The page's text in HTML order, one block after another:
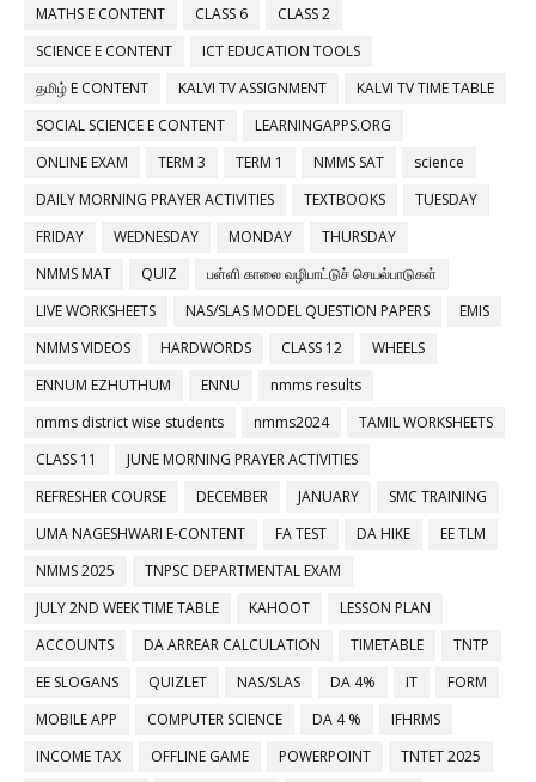
MATHS E CONTENT CLASS 6
CLASS 2
SCIENCE E CONTENT
ICT EDUCATION TOOLS
தமிழ் E CONTENT
KALVI TV ASSIGNMENT
KALVI TV TIME TABLE
SOCIAL SCIENCE E CONTENT
LEARNINGAPPS.ORG
ONLINE EXAM
TERM 3 TERM 1 NMMS SAT
science
DAILY MORNING PRAYER ACTIVITIES
TEXTBOOKS
TUESDAY
FRIDAY
WEDNESDAY MONDAY
THURSDAY
NMMS MAT
QUIZ
பள்ளி காலை வழிபாட்டுச் செயல்பாடுகள்
LIVE WORKSHEETS
NAS/SLAS MODEL QUESTION PAPERS
EMIS
NMMS VIDEOS
HARDWORDS CLASS 12
WHEELS
ENNUM EZHUTHUM
ENNU
nmms results
nmms district wise students
nmms2024
TAMIL WORKSHEETS
CLASS 11
JUNE MORNING PRAYER ACTIVITIES
REFRESHER COURSE
DECEMBER JANUARY
SMC TRAINING
UMA NAGESHWARI E-CONTENT
FA TEST DA HIKE
EE TLM
NMMS 2025
TNPSC DEPARTMENTAL EXAM
JULY 2ND WEEK TIME TABLE
KAHOOT
LESSON PLAN
ACCOUNTS
DA ARREAR CALCULATION TIMETABLE
TNTP
EE SLOGANS
QUIZLET NAS/SLAS DA 4% IT
FORM
MOBILE APP
COMPUTER SCIENCE DA 4 %
IFHRMS
INCOME TAX
OFFLINE GAME POWERPOINT
TNTET 2025